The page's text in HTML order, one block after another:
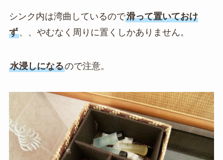
シンク内は湾曲しているので滑って置いておけ
ず、、やむなく周りに置くしかありません。
水浸しになるので注意。